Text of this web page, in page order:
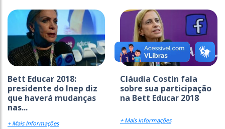
Bett Educar 2018:
presidente do Inep diz
que haverá mudanças
nas...
+ Mais Informações
Cláudia Costin fala
sobre sua participação
na Bett Educar 2018
+ Mais Informações